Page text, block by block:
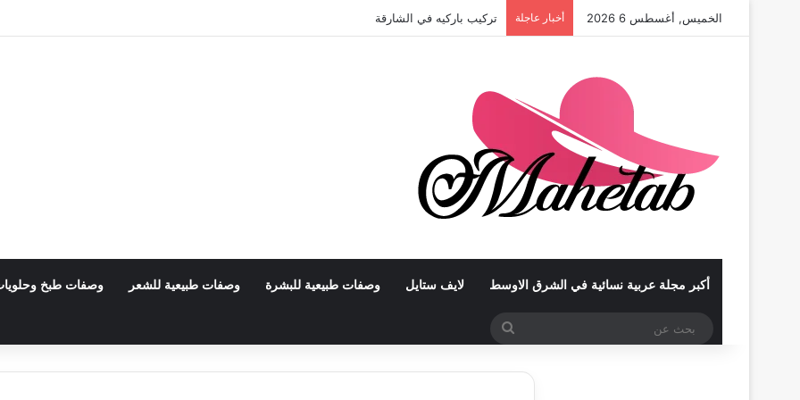
الخميس, أغسطس 6 2026 أخبار عاجلة تركيب باركيه في الشارقة
أكبر مجلة عربية نسائية في الشرق الاوسط لايف ستايل وصفات طبيعية للبشرة وصفات طبيعية للشعر وصفات طبخ
بحث